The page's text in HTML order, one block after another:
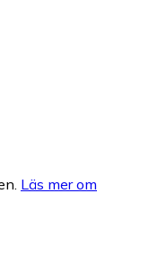
Läs mer om